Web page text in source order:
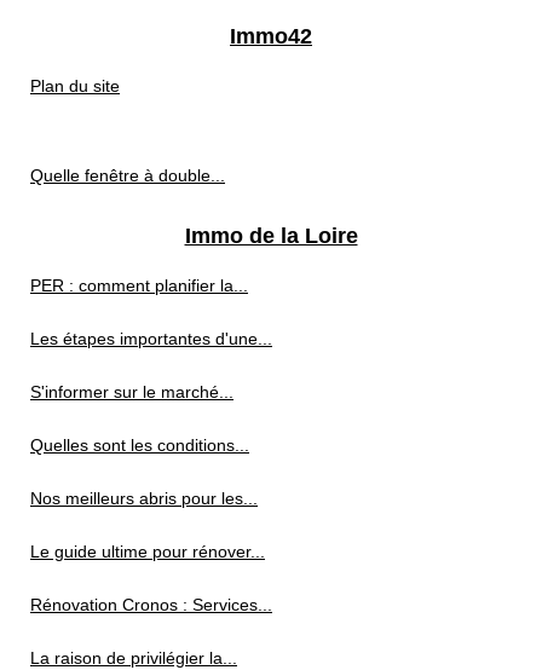
Immo42
Plan du site
Quelle fenêtre à double...
Immo de la Loire
PER : comment planifier la...
Les étapes importantes d'une...
S'informer sur le marché...
Quelles sont les conditions...
Nos meilleurs abris pour les...
Le guide ultime pour rénover...
Rénovation Cronos : Services...
La raison de privilégier la...